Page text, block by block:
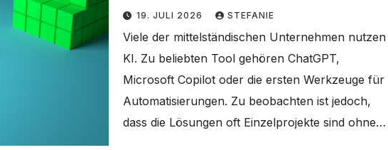
richtige Zeitpunkt für eine
unternehmensweite KI-Roadmap
ist
19. JULI 2026 STEFANIE
Viele der mittelständischen Unternehmen nutzen
KI. Zu beliebten Tool gehören ChatGPT,
Microsoft Copilot oder die ersten Werkzeuge für
Automatisierungen. Zu beobachten ist jedoch,
dass die Lösungen oft Einzelprojekte sind ohne…